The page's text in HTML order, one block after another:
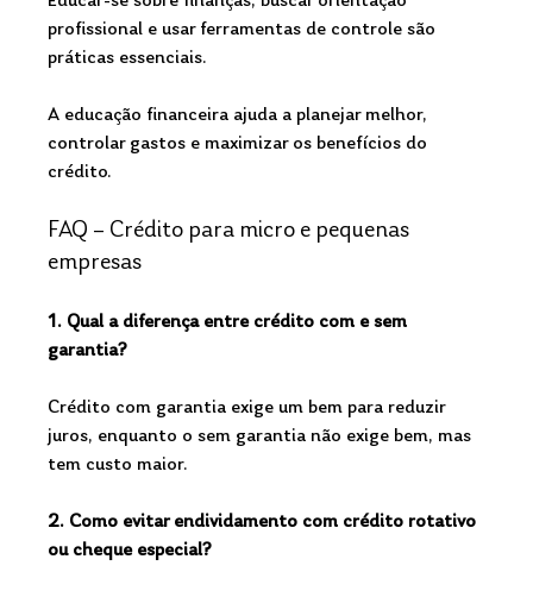
profissional e usar ferramentas de controle são
práticas essenciais.
A educação financeira ajuda a planejar melhor,
controlar gastos e maximizar os benefícios do
crédito.
FAQ – Crédito para micro e pequenas
empresas
1. Qual a diferença entre crédito com e sem
garantia?
Crédito com garantia exige um bem para reduzir
juros, enquanto o sem garantia não exige bem, mas
tem custo maior.
2. Como evitar endividamento com crédito rotativo
ou cheque especial?